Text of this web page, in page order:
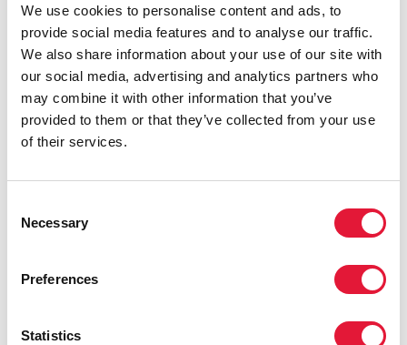
We use cookies to personalise content and ads, to
provide social media features and to analyse our traffic.
We also share information about your use of our site with
our social media, advertising and analytics partners who
may combine it with other information that you’ve
provided to them or that they’ve collected from your use
of their services.
Selection
Necessary
Preferences
Statistics